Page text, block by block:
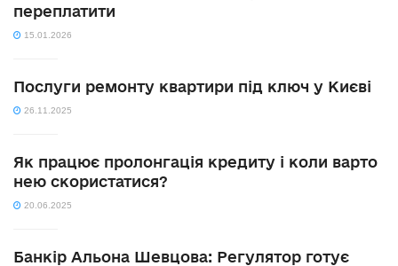
переплатити
15.01.2026
Послуги ремонту квартири під ключ у Києві
26.11.2025
Як працює пролонгація кредиту і коли варто
нею скористатися?
20.06.2025
Банкір Альона Шевцова: Регулятор готує